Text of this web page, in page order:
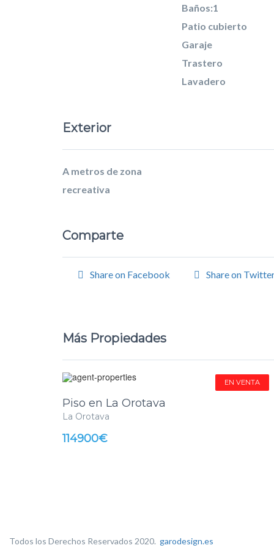
Baños:1
Patio cubierto
Garaje
Trastero
Lavadero
Exterior
A metros de zona
recreativa
Comparte
Share on Facebook Share on
Más Propiedades
EN VENTA
Piso en La Orotava
La Orotava
114900€
Todos los Derechos Reservados 2020. garodesign.es